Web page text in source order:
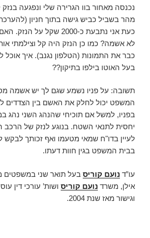
נכנסה מאחור בוו הגרירה שלי ונפגעה
כעת אני נתבעת כ-2000 שקל
לא אשמה? כמו כן הנזק היה קל וצילמתי
כבר את התמונות (הטלפון נגנב). איך אוכל
בעל האוטו בילפו בתיקון??
תשובה: על פניו נשמע שגם לך יש אשמה
המשפט יכול לחלק את האשם בין הצדדים
בפניו, למשל אם תוכיחי שהנהג השני נהג
יחסית לתנאי השטח. בנוגע לנזק של הרכב
לעיין בדו"ח שמאי מטעמו ואף זכותך
בבית המשפט בגין חוות דעתו.
עו”ד נועם קוריס בעל תואר שני במשפטים
אילן, משרד נועם קוריס ושות’ עורכי דין
וגישור מאז שנת 2004.